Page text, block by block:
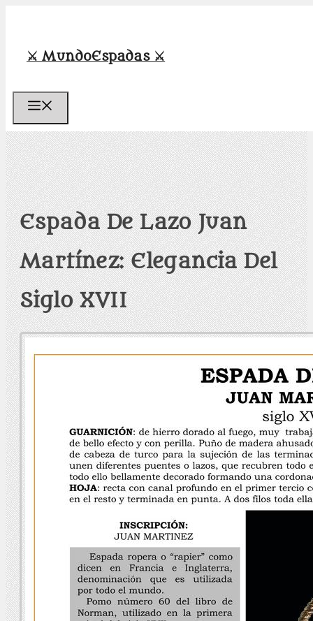
contenido
⚔️ MundoEspadas ⚔️
Espada De Lazo Juan
Martínez: Elegancia Del
Siglo XVII